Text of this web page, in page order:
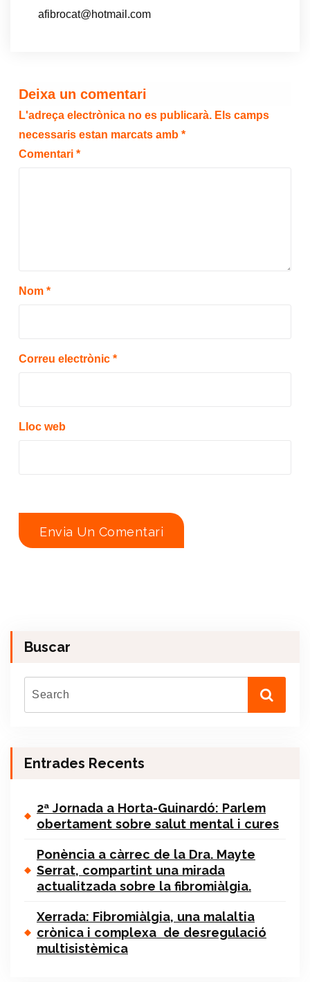
afibrocat@hotmail.com
Deixa un comentari
L'adreça electrònica no es publicarà. Els camps
necessaris estan marcats amb *
Comentari *
Nom *
Correu electrònic *
Lloc web
Buscar
Entrades Recents
2ª Jornada a Horta-Guinardó: Parlem
obertament sobre salut mental i cures
Ponència a càrrec de la Dra. Mayte
Serrat, compartint una mirada
actualitzada sobre la fibromiàlgia.
Xerrada: Fibromiàlgia, una malaltia
crònica i complexa de desregulació
multisistèmica